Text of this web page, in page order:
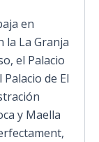
en
la La Granja
el Palacio
Palacio de El
y Maella